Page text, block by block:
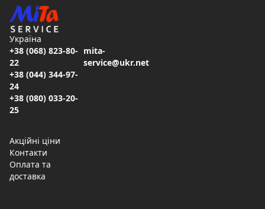
Україна
+38 (068) 823-80-
22
+38 (044) 344-97-
24
+38 (080) 033-20-
25
mita-
service@ukr.net
Акційні ціни
Контакти
Оплата та
доставка